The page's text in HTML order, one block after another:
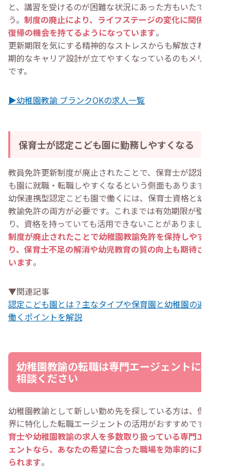
と、講習を受けるのが困難な状況にあった方もいたでしょ
う。 制度の廃止により、ライフステージの変化に関係なく
復帰の機会を持てるようになっています。
更新期限を気にする精神的なストレスからも解放され、長
期的なキャリア設計が立てやすくなっているのもメリット
です。
▶幼稚園教諭 ブランクOKの求人一覧
保育士が認定こども園に勤務しやすくなる
教員免許更新制度が廃止されたことで、保育士が認定こど
も園に就職・転職しやすくなるという側面もあります。
幼保連携型認定こども園で働くには、保育士資格と幼稚園
教諭免許の両方が必要です。これまでは有効期限が壁とな
り、資格を持っていても活用できないことがありました。
制度が廃止されたことで幼稚園教諭免許を保持しやすくな
り、保育士不足の解消や幼児教育の質の向上も期待されて
います。
▼関連記事
認定こども園とは？主なタイプや保育園と幼稚園の違い・
働くポイントを解説
幼稚園教諭の転職は専門エージェントにご
相談ください
幼稚園教諭として新しい勤め先を探している方は、保育業
界に特化した転職エージェントの活用がおすすめです。
育士や幼稚園教諭の求人を多数取り扱っている専門エージ
ェントなら、あなたの希望に合った職場を効率的に見つけ
られます。